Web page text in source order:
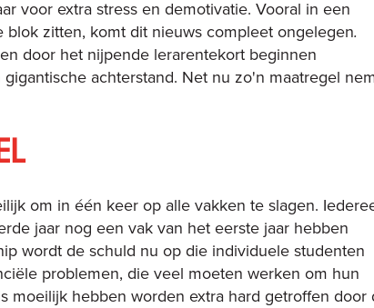
voor extra stress en demotivatie. Vooral in een
blok zitten, komt dit nieuws compleet ongelegen.
door het nijpende lerarentekort beginnen
achterstand. Net nu zo'n maatregel
om in één keer op alle vakken te slagen.
jaar nog een vak van het eerste jaar hebben
wordt de schuld nu op die individuele studenten
problemen, die veel moeten werken om hun
moeilijk hebben worden extra hard getroffen door